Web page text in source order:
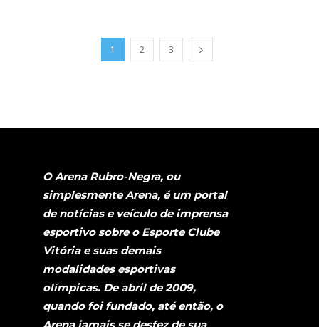
1 2 3
O Arena Rubro-Negra, ou
simplesmente Arena, é um portal
de notícias e veículo de imprensa
esportivo sobre o Esporte Clube
Vitória e suas demais
modalidades esportivas
olímpicas. De abril de 2009,
quando foi fundado, até então, o